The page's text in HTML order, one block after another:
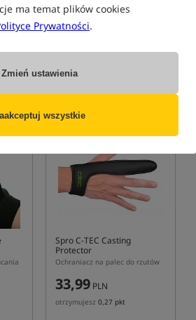
ma temat plików cookies
Prywatności.
Zmień ustawienia
wszystkie
36,99PLN
obniżką: 36.99
KUP
Spro C-TEC Casting
Protector
Ochraniacz na palec do rzutów
33,99 PLN
otrzymujesz 0,27 pkt